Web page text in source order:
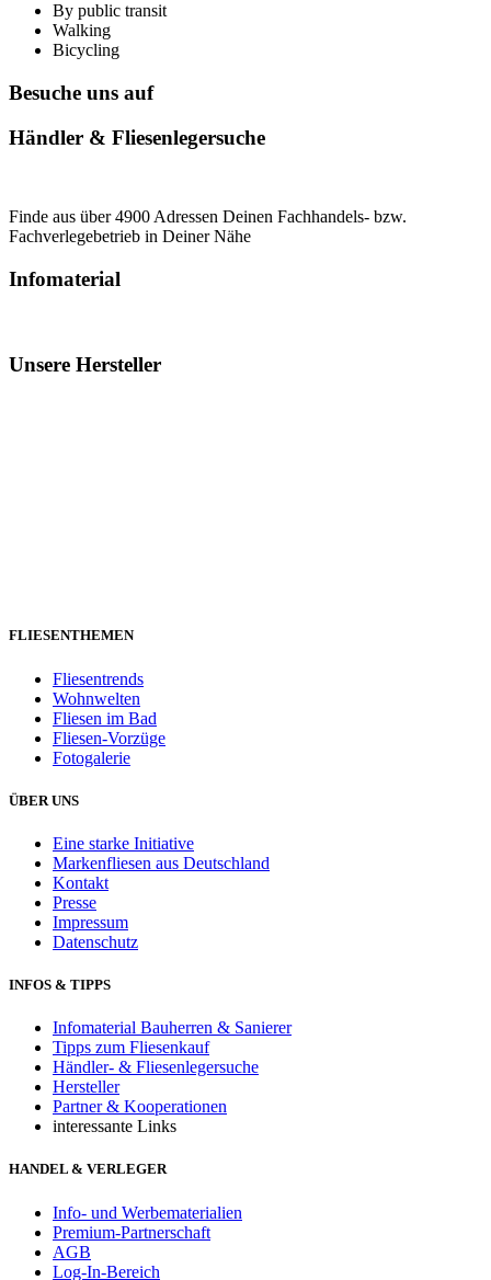
By public transit
Walking
Bicycling
Besuche uns auf
Händler & Fliesenlegersuche
Finde aus über 4900 Adressen Deinen Fachhandels- bzw.
Fachverlegebetrieb in Deiner Nähe
Infomaterial
Unsere Hersteller
FLIESENTHEMEN
Fliesentrends
Wohnwelten
Fliesen im Bad
Fliesen-Vorzüge
Fotogalerie
ÜBER UNS
Eine starke Initiative
Markenfliesen aus Deutschland
Kontakt
Presse
Impressum
Datenschutz
INFOS & TIPPS
Infomaterial Bauherren & Sanierer
Tipps zum Fliesenkauf
Händler- & Fliesenlegersuche
Hersteller
Partner & Kooperationen
interessante Links
HANDEL & VERLEGER
Info- und Werbematerialien
Premium-Partnerschaft
AGB
Log-In-Bereich